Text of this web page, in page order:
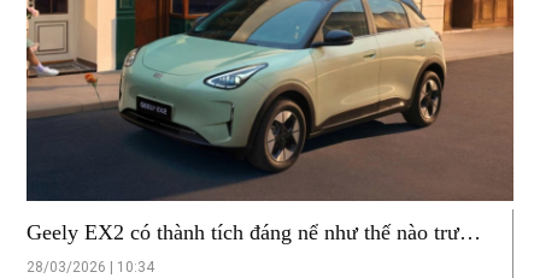
Geely EX2 có thành tích đáng nể như thế nào trước
khi ra mắt Việt Nam?
28/03/2026 | 10:34